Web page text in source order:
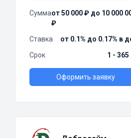
Суммаот 50 000 ₽ до 10 000
₽
Ставка
от 0.1% до 0.17% в
Срок
1 - 365
Оформить заявку